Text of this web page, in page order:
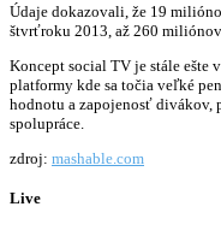
Údaje dokazovali, že 19
štvrťroku 2013, až 260 miliónov
Koncept social TV je stále ešte
platformy kde sa točia veľké
hodnotu a zapojenosť divákov,
spolupráce.
zdroj: mashable.com
Live